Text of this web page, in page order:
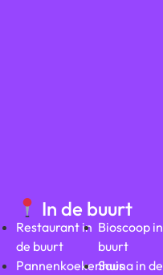
In de buurt
Restaurant in
de buurt
Pannenkoekenhuis
Bioscoop
buurt
Sauna in de